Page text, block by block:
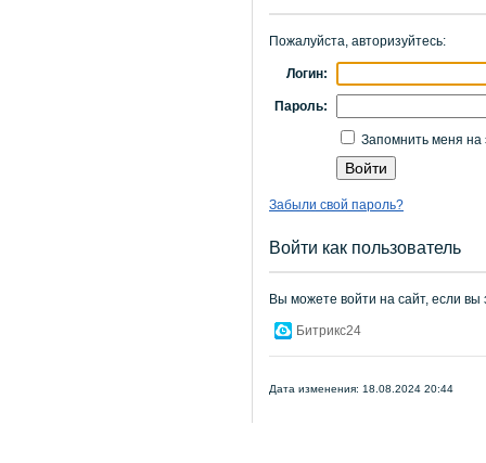
Пожалуйста, авторизуйтесь:
Логин:
Пароль:
Запомнить меня на
Забыли свой пароль?
Войти как пользователь
Вы можете войти на сайт, если вы
Битрикс24
Дата изменения: 18.08.2024 20:44